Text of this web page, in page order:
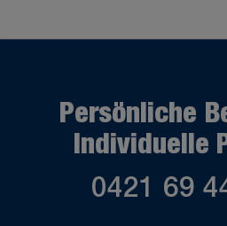
Persönliche
Individuelle
0421 69